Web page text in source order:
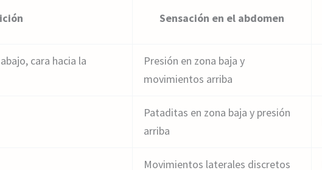
Sensación en el abdomen
cara hacia la
Presión en zona baja y
movimientos arriba
Pataditas en zona baja y presión
arriba
Movimientos laterales discretos